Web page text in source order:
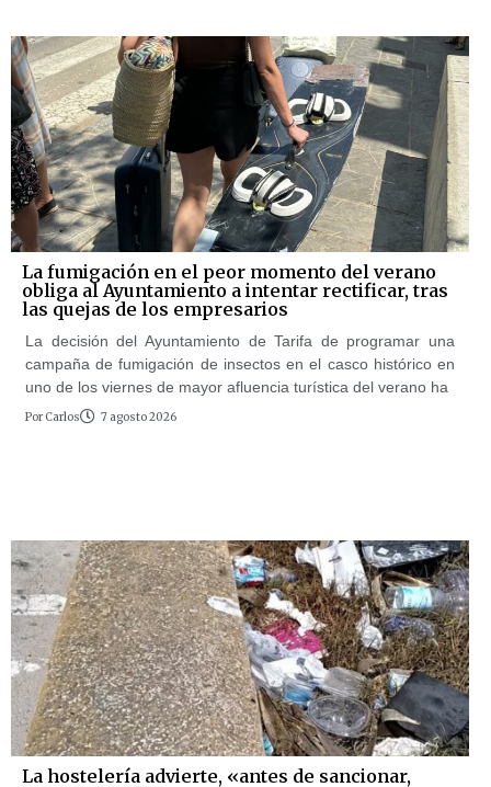
La fumigación en el peor momento del verano
obliga al Ayuntamiento a intentar rectificar, tras
las quejas de los empresarios
La decisión del Ayuntamiento de Tarifa de programar una
campaña de fumigación de insectos en el casco histórico en
uno de los viernes de mayor afluencia turística del verano ha
Por Carlos 7 agosto 2026
La hostelería advierte, «antes de sancionar,